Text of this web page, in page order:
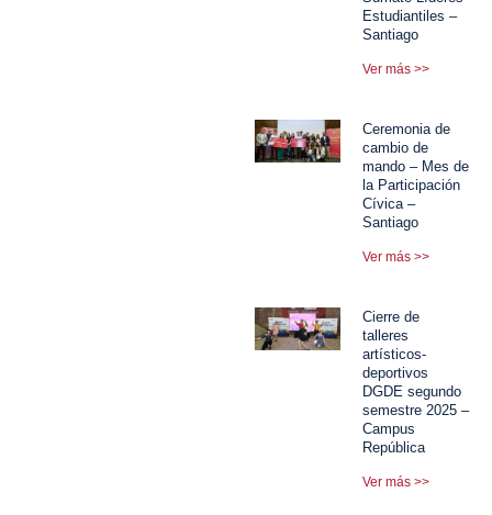
Estudiantiles –
Santiago
Ver más >>
Ceremonia de
cambio de
mando – Mes de
la Participación
Cívica –
Santiago
Ver más >>
Cierre de
talleres
artísticos-
deportivos
DGDE segundo
semestre 2025 –
Campus
República
Ver más >>